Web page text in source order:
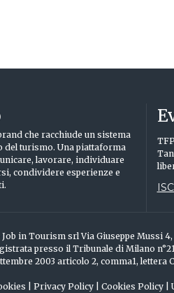
che racchiude un sistema
del turismo. Una piattaforma
lavorare, individuare
condividere esperienze e
in Tourism srl Via Giuseppe Mussi 4,
presso il Tribunale di Milano
2003 articolo 2, comma1,
Privacy Policy Cookies Policy